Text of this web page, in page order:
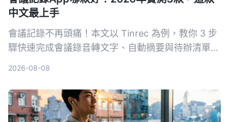
中文最上手
會議記錄不再頭痛！本文以 Tinrec 為例，教你 3 步
驟快速完成會議錄音轉文字、自動摘要與待辦清單，
2026-08-08